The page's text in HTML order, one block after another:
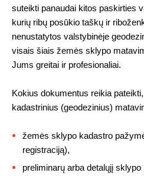
suteikti panaudai kitos paskirties
kurių ribų posūkio taškų ir
nenustatytos valstybinėje
visais šiais žemės sklypo
Jums greitai ir profesionaliai.
Kokius dokumentus reikia
kadastrinius (geodezinius)
žemės sklypo kadastro
registraciją),
preliminarų arba detalųjį